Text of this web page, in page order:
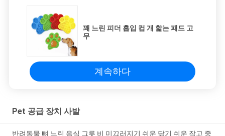
꽤 느린 피더 흡입 컵 개 핥는 패드 고
무
계속하다
Pet 공급 장치 사발
반려동물 뼈 느린 음식 그릇 비 미끄러지기 쉬운 닦기 쉬운 작고 중